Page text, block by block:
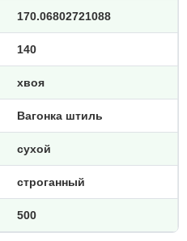
170.06802721088
140
хвоя
Вагонка штиль
сухой
строганный
500